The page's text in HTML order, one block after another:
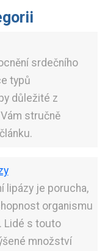
srdečního
typů
důležité z
stručně
lipázy je porucha,
organismu
Lidé s touto
množství